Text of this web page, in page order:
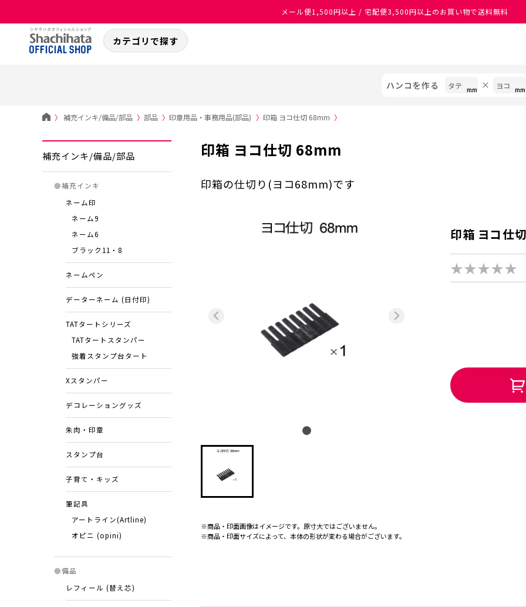
メール便1,500円以上 / 宅配便3,500円以上のお買い物で送料無料
カテゴリで探す
ハンコを作る
〉 補充インキ/備品/部品 〉部品 〉 印章用品・事務用品(部品) 〉 印箱 ヨコ仕切 68mm 〉
補充インキ/備品/部品
●補充インキ
ネーム印
ネーム9
ネーム6
ブラック11・8
ネームペン
データーネーム (日付印)
TATタートシリーズ
TATタートスタンパー
強着スタンプ台タート
Xスタンパー
デコレーショングッズ
朱肉・印章
スタンプ台
子育て・キッズ
筆記具
アートライン(Artline)
オピニ (opini)
●備品
レフィール (替え芯)
印箱 ヨコ仕切 68mm
印箱の仕切り(ヨコ68mm)です
※商品・印面画像はイメージです。原寸大ではございません。
※商品・印面サイズによって、本体の形状が変わる場合がございます。
印箱 ヨコ仕
★★★★★